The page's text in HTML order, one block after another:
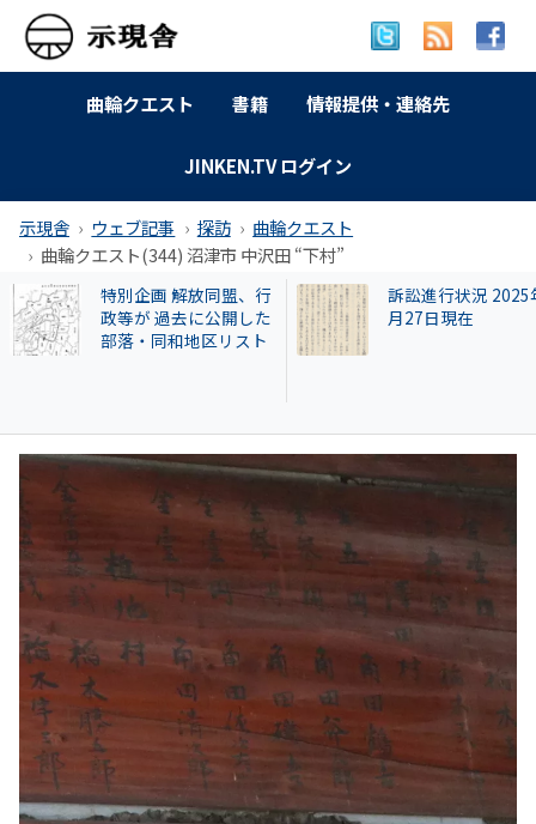
曲輪クエスト 書籍 情報提供・連絡先
JINKEN.TV ログイン
示現舎 ウェブ記事 探訪
曲輪クエスト
曲輪クエスト(344) 沼津市 中沢田 “下村”
訴訟進行状況 2025年9
月27日現在
【和牛投資トラブ
和歌山県議を信奉